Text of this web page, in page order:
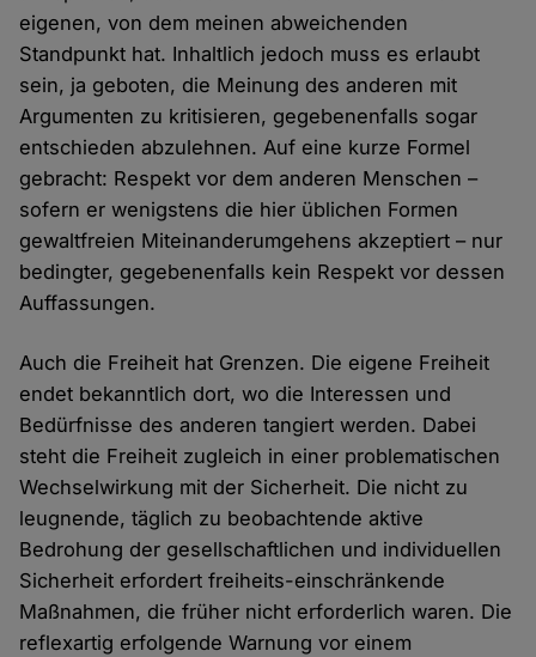
eigenen, von dem meinen abweichenden
Standpunkt hat. Inhaltlich jedoch muss es erlaubt
sein, ja geboten, die Meinung des anderen mit
Argumenten zu kritisieren, gegebenenfalls sogar
entschieden abzulehnen. Auf eine kurze Formel
gebracht: Respekt vor dem anderen Menschen –
sofern er wenigstens die hier üblichen Formen
gewaltfreien Miteinanderumgehens akzeptiert – nur
bedingter, gegebenenfalls kein Respekt vor dessen
Auffassungen.
Auch die Freiheit hat Grenzen. Die eigene Freiheit
endet bekanntlich dort, wo die Interessen und
Bedürfnisse des anderen tangiert werden. Dabei
steht die Freiheit zugleich in einer problematischen
Wechselwirkung mit der Sicherheit. Die nicht zu
leugnende, täglich zu beobachtende aktive
Bedrohung der gesellschaftlichen und individuellen
Sicherheit erfordert freiheits-einschränkende
Maßnahmen, die früher nicht erforderlich waren. Die
reflexartig erfolgende Warnung vor einem